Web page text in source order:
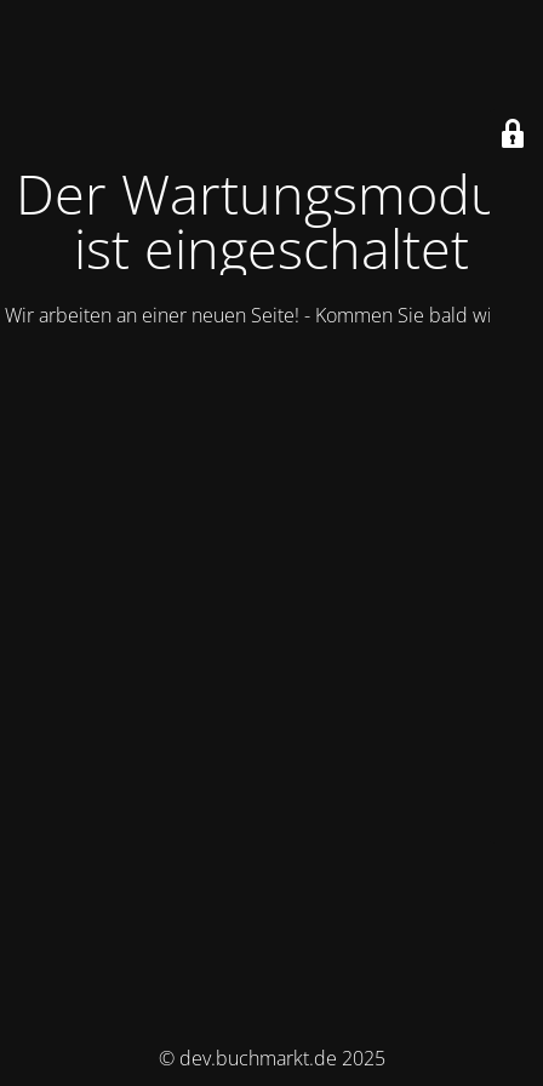
Der Wartungsmodus
ist eingeschaltet
Wir arbeiten an einer neuen Seite! - Kommen Sie bald wieder.
© dev.buchmarkt.de 2025